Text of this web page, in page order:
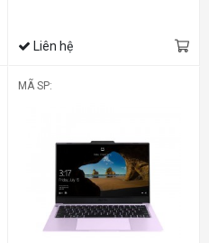
Liên hệ
MÃ SP: